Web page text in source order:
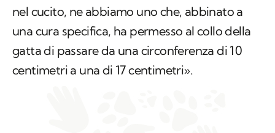
nel cucito, ne abbiamo uno che, abbinato a
una cura specifica, ha permesso al collo della
gatta di passare da una circonferenza di 10
centimetri a una di 17 centimetri».